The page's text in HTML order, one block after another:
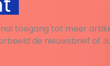
toegang tot meer
de nieuwsbrief of